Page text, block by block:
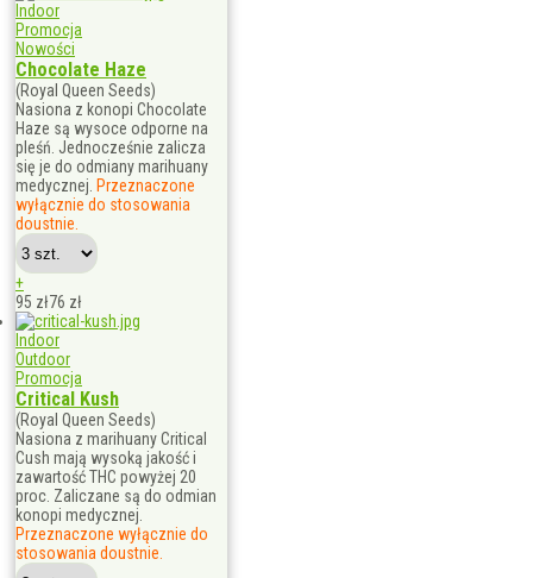
Indoor
Promocja
Nowości
Chocolate Haze
(Royal Queen Seeds)
Nasiona z konopi Chocolate
Haze są wysoce odporne na
pleśń. Jednocześnie zalicza
się je do odmiany marihuany
medycznej. Przeznaczone
wyłącznie do stosowania
doustnie.
+
95 zł76 zł
Indoor
Outdoor
Promocja
Critical Kush
(Royal Queen Seeds)
Nasiona z marihuany Critical
Cush mają wysoką jakość i
zawartość THC powyżej 20
proc. Zaliczane są do odmian
konopi medycznej.
Przeznaczone wyłącznie do
stosowania doustnie.